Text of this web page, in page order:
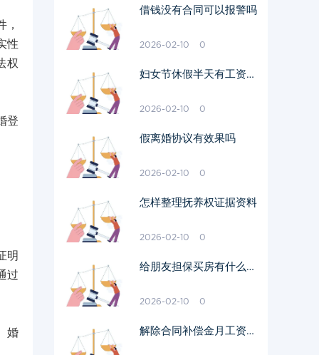
性
权
登
明
过
婚
借钱没有合同可以报警吗
2026-02-10 0
妇女节休假半天有工资吗
2026-02-10 0
假离婚协议有效果吗
2026-02-10 0
怎样整理抚养权证据资料
2026-02-10 0
给朋友担保买房有什么风
2026-02-10 0
解除合同补偿金月工资怎